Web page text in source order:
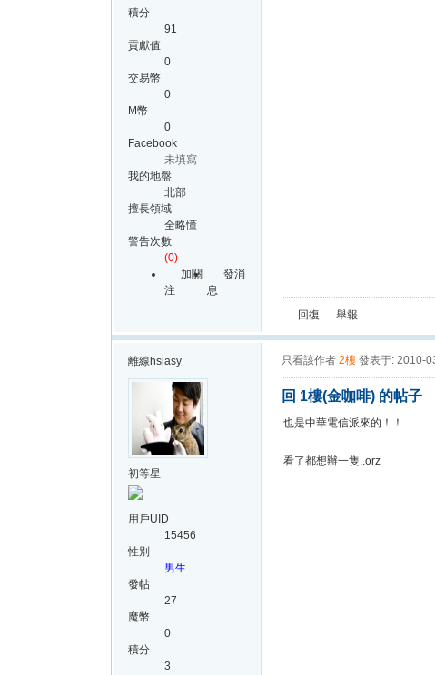
積分
91
貢獻值
0
交易幣
0
M幣
0
Facebook
未填寫
我的地盤
北部
擅長領域
全略懂
警告次數
(0)
加關
注
發消
息
回復 舉報
離線 hsiasy
初等星
用戶UID
15456
性別
男生
發帖
27
魔幣
0
積分
3
只看該作者 2樓 發表于: 2010-
回 1樓(金咖啡) 的帖子
也是中華電信派來的！！
看了都想辦一隻..orz